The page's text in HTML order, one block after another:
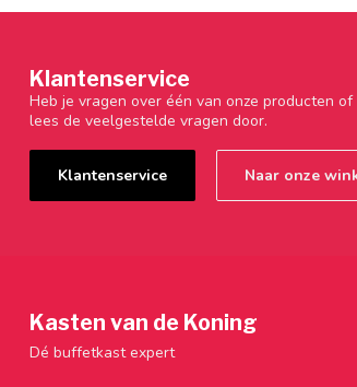
Klantenservice
Heb je vragen over één van onze producten
lees de veelgestelde vragen door.
Klantenservice Naar onze
Kasten van de Koning
Dé buffetkast expert